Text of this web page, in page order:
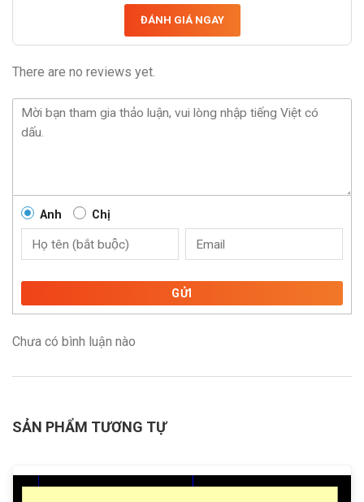
ĐÁNH GIÁ NGAY
There are no reviews yet.
Anh Chị
GỬI
Chưa có bình luận nào
SẢN PHẨM TƯƠNG TỰ